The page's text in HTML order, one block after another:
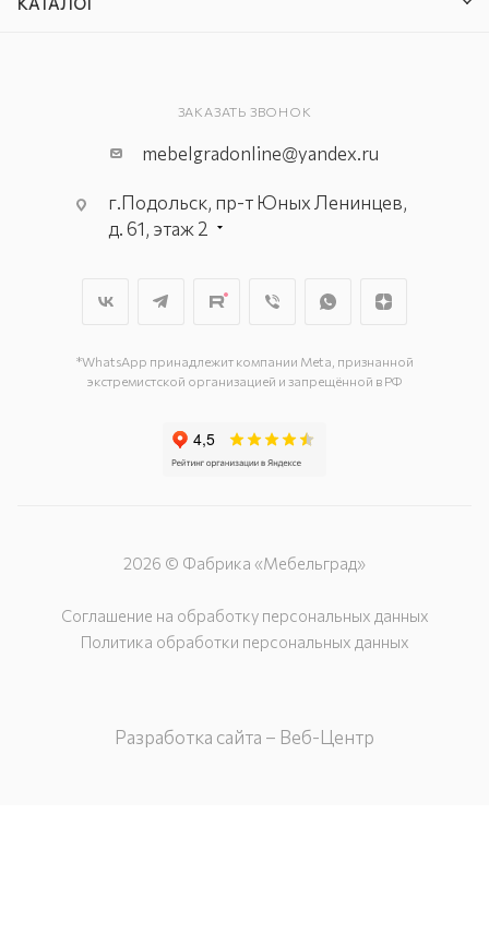
ЗАКАЗАТЬ ЗВОНОК
mebelgradonline@yandex.ru
г.Подольск, пр-т Юных Ленинцев,
д. 61, этаж 2
г. Подольск, ул. Станционная, д. 11
*WhatsApp принадлежит компании Meta, признанной
экстремистской организацией и запрещённой в РФ
2026 © Фабрика «Мебельград»
Соглашение на обработку персональных данных
Политика обработки персональных данных
Разработка сайта – Веб-Центр